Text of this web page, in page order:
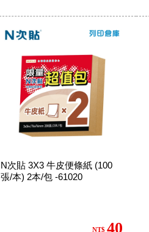
N次貼 3X3 牛皮便條紙 (100
張/本) 2本/包 -61020
NT$ 40